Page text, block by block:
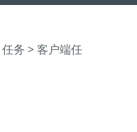
任务 >客户端任